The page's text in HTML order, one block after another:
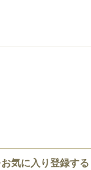
気に入り登録する